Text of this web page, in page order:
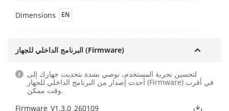
Dimensions EN
البرنامج الداخلي للجهاز (Firmware)
لتحسين تجربة المستخدم، نوصي بشدة بتحديث جهازك إلى
أحدث إصدار من البرنامج الداخلي للجهاز (Firmware) في أقرب
وقت ممكن.
Firmware_V1.3.0_260109